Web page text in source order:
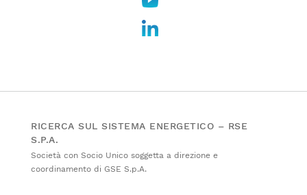
RICERCA SUL SISTEMA ENERGETICO – RSE
S.P.A.
Società con Socio Unico soggetta a direzione e
coordinamento di GSE S.p.A.